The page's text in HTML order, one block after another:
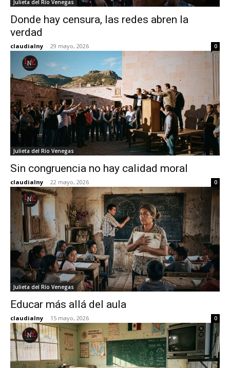
Julieta del Río Venegas
Donde hay censura, las redes abren la
verdad
claudialny - 29 mayo, 2026 0
Julieta del Río Venegas
Sin congruencia no hay calidad moral
claudialny - 22 mayo, 2026 0
Julieta del Río Venegas
Educar más allá del aula
claudialny - 15 mayo, 2026 0